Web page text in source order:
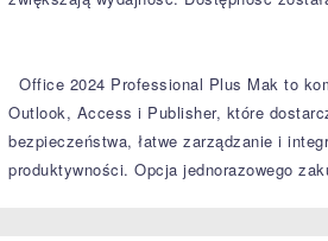
Office 2024 Professional Plus Mak to
Outlook, Access i Publisher, które
bezpieczeństwa, łatwe zarządzanie i
produktywności. Opcja jednorazowego